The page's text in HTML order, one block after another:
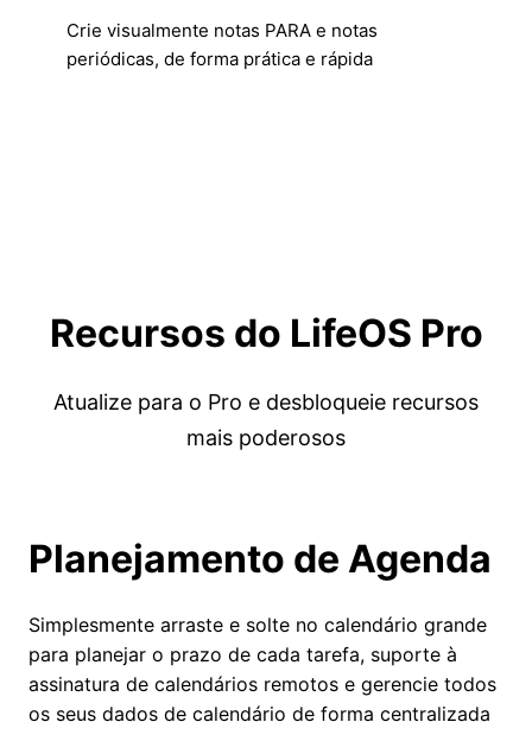
Crie visualmente notas PARA e notas
periódicas, de forma prática e rápida
Recursos do LifeOS Pro
Atualize para o Pro e desbloqueie recursos
mais poderosos
Planejamento de Agenda
Simplesmente arraste e solte no calendário grande
para planejar o prazo de cada tarefa, suporte à
assinatura de calendários remotos e gerencie todos
os seus dados de calendário de forma centralizada